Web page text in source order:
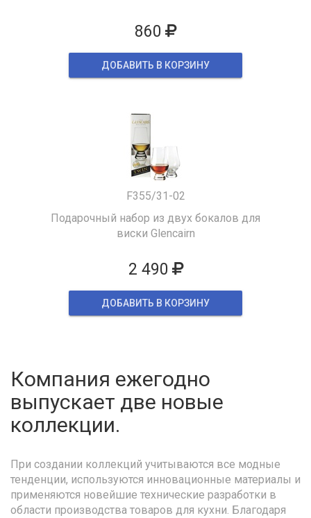
860
ДОБАВИТЬ В КОРЗИНУ
F355/31-02
Подарочный набор из двух бокалов для
виски Glencairn
2 490
ДОБАВИТЬ В КОРЗИНУ
Компания ежегодно
выпускает две новые
коллекции.
При создании коллекций учитываются все модные
тенденции, используются инновационные материалы и
применяются новейшие технические разработки в
области производства товаров для кухни. Благодаря